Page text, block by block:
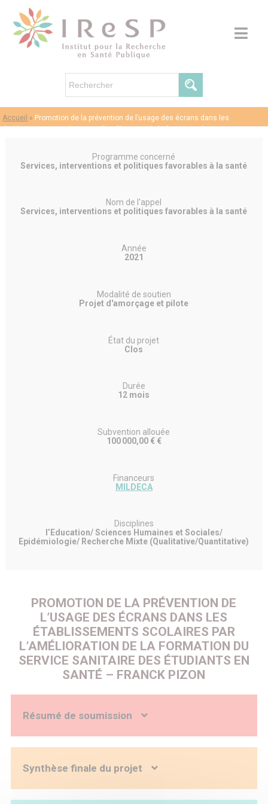
Accueil » Promotion de la prévention de l’usage des écrans dans les
établissements scolaires par l’amélioration de la formation du service
Programme concerné
Services, interventions et politiques favorables à la santé
Nom de l'appel
Services, interventions et politiques favorables à la santé
Année
2021
Modalité de soutien
Projet d'amorçage et pilote
État du projet
Clos
Durée
12 mois
Subvention allouée
100 000,00 € €
Financeurs
MILDECA
Disciplines
l’Education/ Sciences Humaines et Sociales/
Epidémiologie/ Recherche Mixte (Qualitative/Quantitative)
PROMOTION DE LA PRÉVENTION DE
L’USAGE DES ÉCRANS DANS LES
ÉTABLISSEMENTS SCOLAIRES PAR
L’AMÉLIORATION DE LA FORMATION DU
SERVICE SANITAIRE DES ÉTUDIANTS EN
SANTÉ – FRANCK PIZON
Résumé de soumission
Contexte : Sur les trois premières années du Service
thématique des écrans occupe une faible place dans la
formation. On constate une demande minime de la part
Synthèse finale du projet
Promotion de la prévention de l’usage des écrans dans les